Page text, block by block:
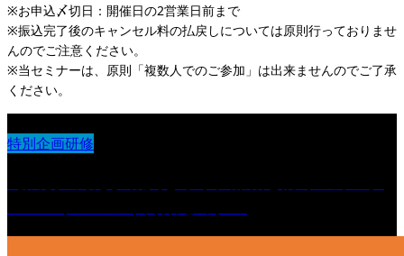
※お申込〆切日：開催日の2営業日前まで
※振込完了後のキャンセル料の払戻しについては原則行っておりませ
んのでご注意ください。
※当セミナーは、原則「複数人でのご参加」は出来ませんのでご了承
ください。
特別企画研修